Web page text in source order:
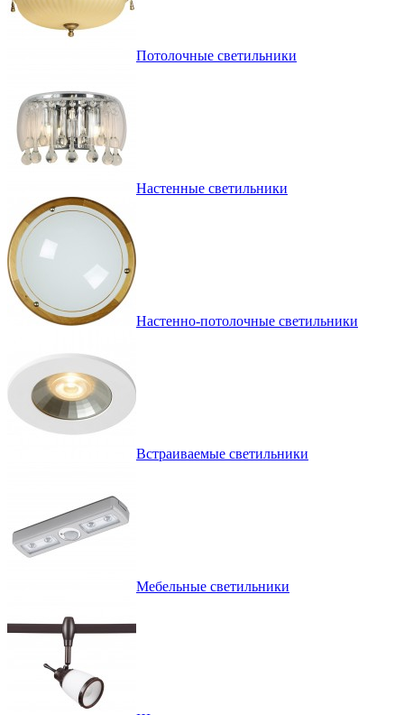
Потолочные светильники
Настенные светильники
Настенно-потолочные светильники
Встраиваемые светильники
Мебельные светильники